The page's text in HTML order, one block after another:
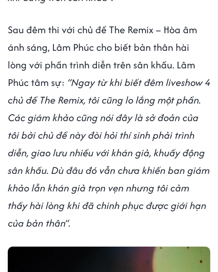
Sau đêm thi với chủ đề The Remix – Hòa âm
ánh sáng, Lâm Phúc cho biết bản thân hài
lòng với phần trình diễn trên sân khấu. Lâm
Phúc tâm sự: “Ngay từ khi biết đêm liveshow 4
chủ đề The Remix, tôi cũng lo lắng một phần.
Các giám khảo cũng nói đây là sở đoản của
tôi bởi chủ đề này đòi hỏi thí sinh phải trình
diễn, giao lưu nhiều với khán giả, khuấy động
sân khấu. Dù đâu đó vẫn chưa khiến ban giám
khảo lẫn khán giả trọn vẹn nhưng tôi cảm
thấy hài lòng khi đã chinh phục được giới hạn
của bản thân”.